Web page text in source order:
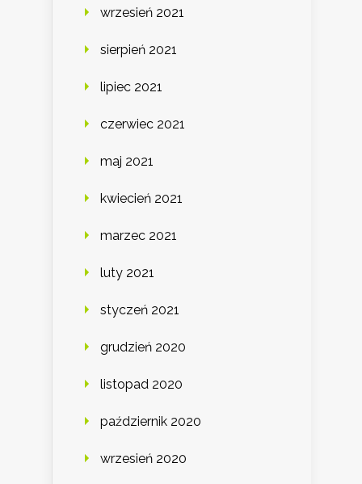
wrzesień 2021
sierpień 2021
lipiec 2021
czerwiec 2021
maj 2021
kwiecień 2021
marzec 2021
luty 2021
styczeń 2021
grudzień 2020
listopad 2020
październik 2020
wrzesień 2020